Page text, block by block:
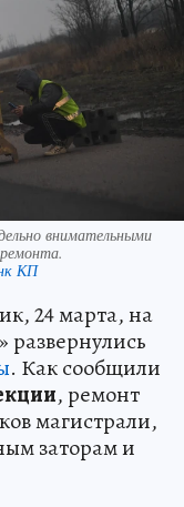
внимательными
КП
24 марта, на
развернулись
. Как сообщили
, ремонт
магистрали,
заторам и